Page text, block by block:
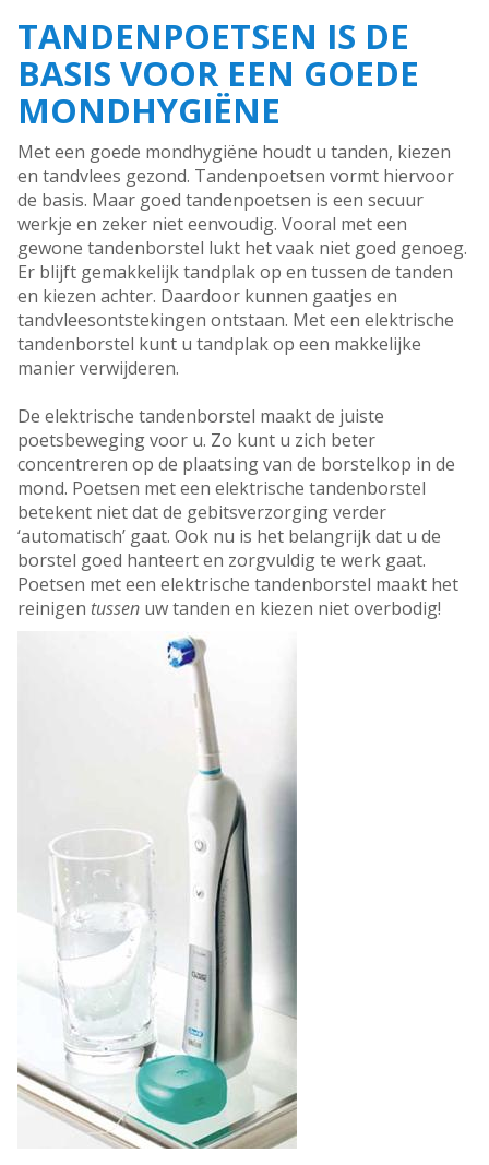
TANDENPOETSEN IS DE
BASIS VOOR EEN GOEDE
MONDHYGIËNE
Met een goede mondhygiëne houdt u tanden, kiezen
en tandvlees gezond. Tandenpoetsen vormt hiervoor
de basis. Maar goed tandenpoetsen is een secuur
werkje en zeker niet eenvoudig. Vooral met een
gewone tandenborstel lukt het vaak niet goed genoeg.
Er blijft gemakkelijk tandplak op en tussen de tanden
en kiezen achter. Daardoor kunnen gaatjes en
tandvleesontstekingen ontstaan. Met een elektrische
tandenborstel kunt u tandplak op een makkelijke
manier verwijderen.
De elektrische tandenborstel maakt de juiste
poetsbeweging voor u. Zo kunt u zich beter
concentreren op de plaatsing van de borstelkop in de
mond. Poetsen met een elektrische tandenborstel
betekent niet dat de gebitsverzorging verder
‘automatisch’ gaat. Ook nu is het belangrijk dat u de
borstel goed hanteert en zorgvuldig te werk gaat.
Poetsen met een elektrische tandenborstel maakt het
reinigen tussen uw tanden en kiezen niet overbodig!